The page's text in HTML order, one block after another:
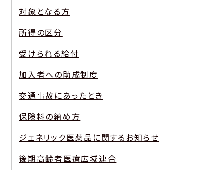
対象となる方
所得の区分
受けられる給付
加入者への助成制度
交通事故にあったとき
保険料の納め方
ジェネリック医薬品に関するお知らせ
後期高齢者医療広域連合